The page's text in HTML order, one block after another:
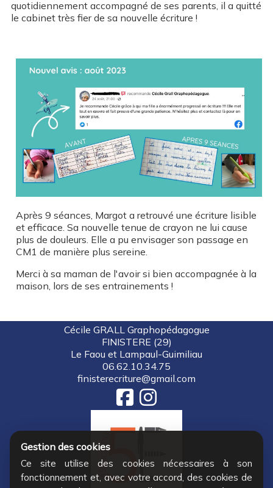
quotidiennement accompagné de ses parents, il a quitté
le cabinet très fier de sa nouvelle écriture !
Après 9 séances, Margot a retrouvé une écriture lisible
et efficace. Sa nouvelle tenue de crayon ne lui cause
plus de douleurs. Elle a pu envisager son passage en
CM1 de manière plus sereine.
Merci à sa maman de l'avoir si bien accompagnée à la
maison, lors de ses entrainements !
Cécile GRALL Graphopédagogue
FINISTERE (29)
Le Faou et Lampaul-Guimiliau
06.62.10.34.75
finisterecriture@gmail.com
Gestion des cookies
Ce site utilise des cookies nécessaires à son
fonctionnement et, avec votre accord, des cookies de